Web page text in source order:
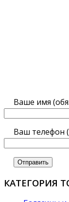
Ваше имя
Ваш телефон
КАТЕГОРИЯ